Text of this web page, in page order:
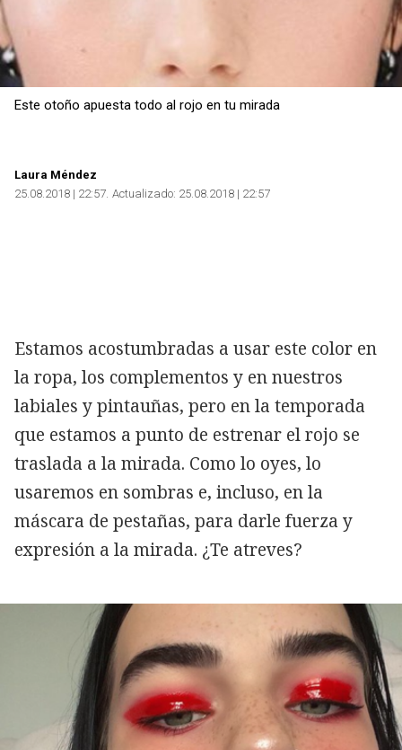
Este otoño apuesta todo al rojo en tu mirada
Laura Méndez
25.08.2018 | 22:57 Actualizado: 25.08.2018 | 22:57
Estamos acostumbradas a usar este color en
la ropa, los complementos y en nuestros
labiales y pintauñas, pero en la temporada
que estamos a punto de estrenar el rojo se
traslada a la mirada. Como lo oyes, lo
usaremos en sombras e, incluso, en la
máscara de pestañas, para darle fuerza y
expresión a la mirada. ¿Te atreves?